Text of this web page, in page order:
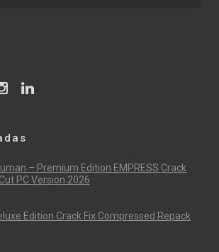
– Premium Edition EMPRESS Crack
PC Version 2026
Edition Crack Fix Compressed Repack